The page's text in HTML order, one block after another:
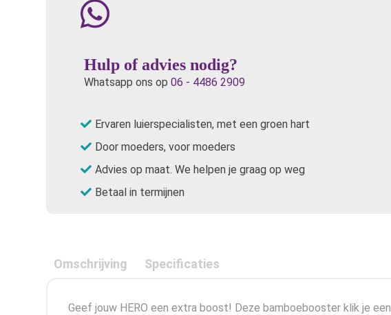
Hulp of advies nodig?
Whatsapp ons op 06 - 4486 2909
Ervaren luierspecialisten, met een groen hart
Door moeders, voor moeders
Advies op maat. We helpen je graag op weg
Betaal in termijnen
Omschrijving Specificaties
Geef jouw HERO een extra boost! Deze bamboebooster klik je